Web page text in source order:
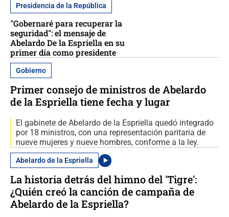
Presidencia de la República
"Gobernaré para recuperar la
seguridad": el mensaje de
Abelardo De la Espriella en su
primer día como presidente
Gobierno
Primer consejo de ministros de Abelardo
de la Espriella tiene fecha y lugar
El gabinete de Abelardo de la Espriella quedó integrado
por 18 ministros, con una representación paritaria de
nueve mujeres y nueve hombres, conforme a la ley.
Abelardo de la Espriella
La historia detrás del himno del 'Tigre':
¿Quién creó la canción de campaña de
Abelardo de la Espriella?